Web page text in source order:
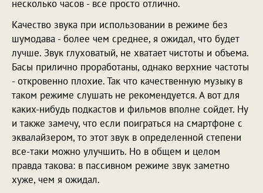
несколько часов - все просто отлично.
Качество звука при использовании в режиме без
шумодава - более чем среднее, я ожидал, что будет
лучше. Звук глуховатый, не хватает чистоты и объема.
Басы прилично проработаны, однако верхние частоты
- откровенно плохие. Так что качественную музыку в
таком режиме слушать не рекомендуется. А вот для
каких-нибудь подкастов и фильмов вполне сойдет. Ну
и также замечу, что если поиграться на смартфоне с
эквалайзером, то этот звук в определенной степени
все-таки можно улучшить. Но в общем и целом
правда такова: в пассивном режиме звук заметно
хуже, чем я ожидал.